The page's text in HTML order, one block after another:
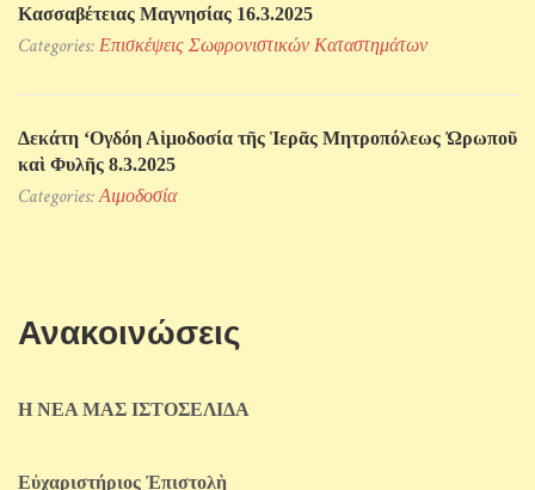
Κασσαβέτειας Μαγνησίας 16.3.2025
Categories: Επισκέψεις Σωφρονιστικών Kαταστημάτων
Δεκάτη ‘Ογδόη Αἱμοδοσία τῆς Ἱερᾶς Μητροπόλεως Ὠρωποῦ
καὶ Φυλῆς 8.3.2025
Categories:Αιμοδοσία
Ανακοινώσεις
Η ΝΕΑ ΜΑΣ ΙΣΤΟΣΕΛΙΔΑ
Εὐχαριστήριος Ἐπιστολὴ